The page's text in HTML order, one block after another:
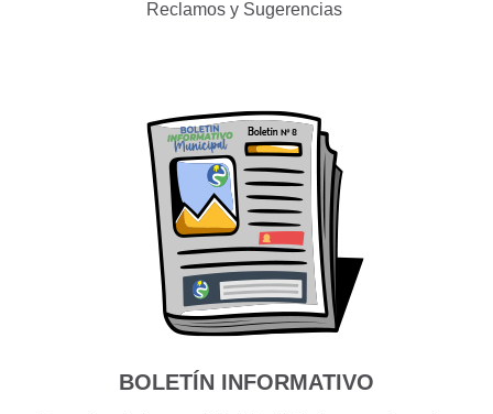
Reclamos y Sugerencias
BOLETÍN INFORMATIVO